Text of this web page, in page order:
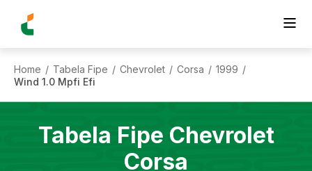
Home / Tabela Fipe / Chevrolet / Corsa / 1999 /
Wind 1.0 Mpfi Efi
Tabela Fipe Chevrolet
Corsa